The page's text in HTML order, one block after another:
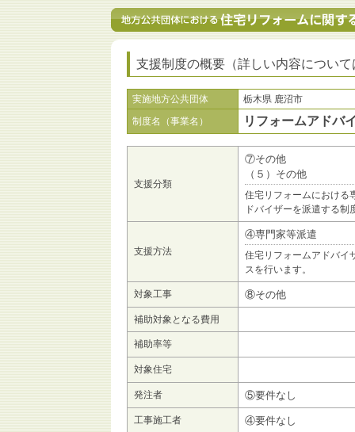
支援制度の概要（詳しい内容につい
実施地方公共団体
栃木県 鹿沼市
制度名（事業名）
リフォームアドバ
支援分類
⑦その他
（５）その他
住宅リフォームにおける
ドバイザーを派遣する制
支援方法
④専門家等派遣
住宅リフォームアドバイ
スを行います。
対象工事 ⑧その他
補助対象となる費用
補助率等
対象住宅
発注者 ⑤要件なし
工事施工者 ④要件なし